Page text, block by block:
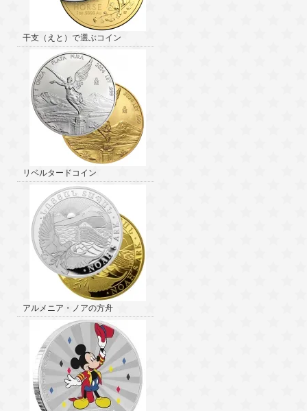
干支（えと）で選ぶコイン
リベルタードコイン
アルメニア・ノアの方舟